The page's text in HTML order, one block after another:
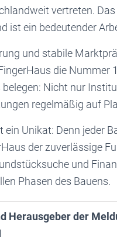
vertreten.
ist ein bedeutender
und stabile
die Nummer
Nicht nur
regelmäßig auf
ein Unikat: Denn jeder
der zuverlässige
und
Phasen des Bauens.
Herausgeber der